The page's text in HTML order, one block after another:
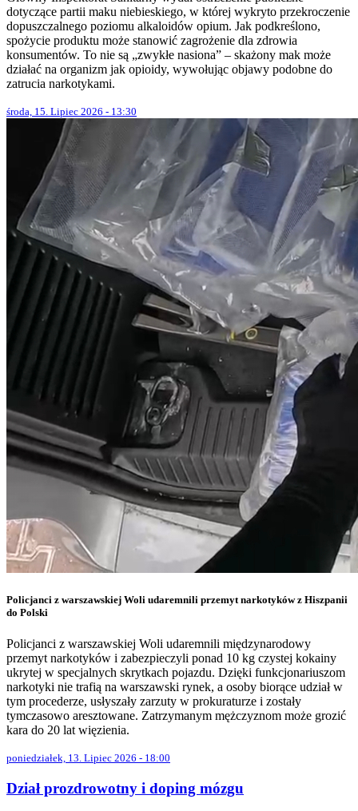
dotyczące partii maku niebieskiego, w której wykryto przekroczenie
dopuszczalnego poziomu alkaloidów opium. Jak podkreślono,
spożycie produktu może stanowić zagrożenie dla zdrowia
konsumentów. To nie są „zwykłe nasiona” – skażony mak może
działać na organizm jak opioidy, wywołując objawy podobne do
zatrucia narkotykami.
środa, 15. Lipiec 2026 - 13:30
Policjanci z warszawskiej Woli udaremnili przemyt narkotyków z Hiszpanii
do Polski
Policjanci z warszawskiej Woli udaremnili międzynarodowy
przemyt narkotyków i zabezpieczyli ponad 10 kg czystej kokainy
ukrytej w specjalnych skrytkach pojazdu. Dzięki funkcjonariuszom
narkotyki nie trafią na warszawski rynek, a osoby biorące udział w
tym procederze, usłyszały zarzuty w prokuraturze i zostały
tymczasowo aresztowane. Zatrzymanym mężczyznom może grozić
kara do 20 lat więzienia.
poniedziałek, 13. Lipiec 2026 - 18:00
Dział prozdrowotny i doping mózgu